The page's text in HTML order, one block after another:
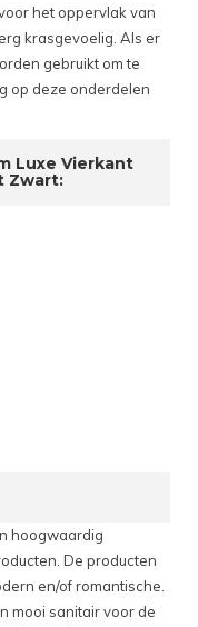
het oppervlak van
krasgevoelig. Als er
gebruikt om te
op deze onderdelen
Luxe Vierkant
Zwart:
hoogwaardig
De producten
en/of romantische.
mooi sanitair voor de